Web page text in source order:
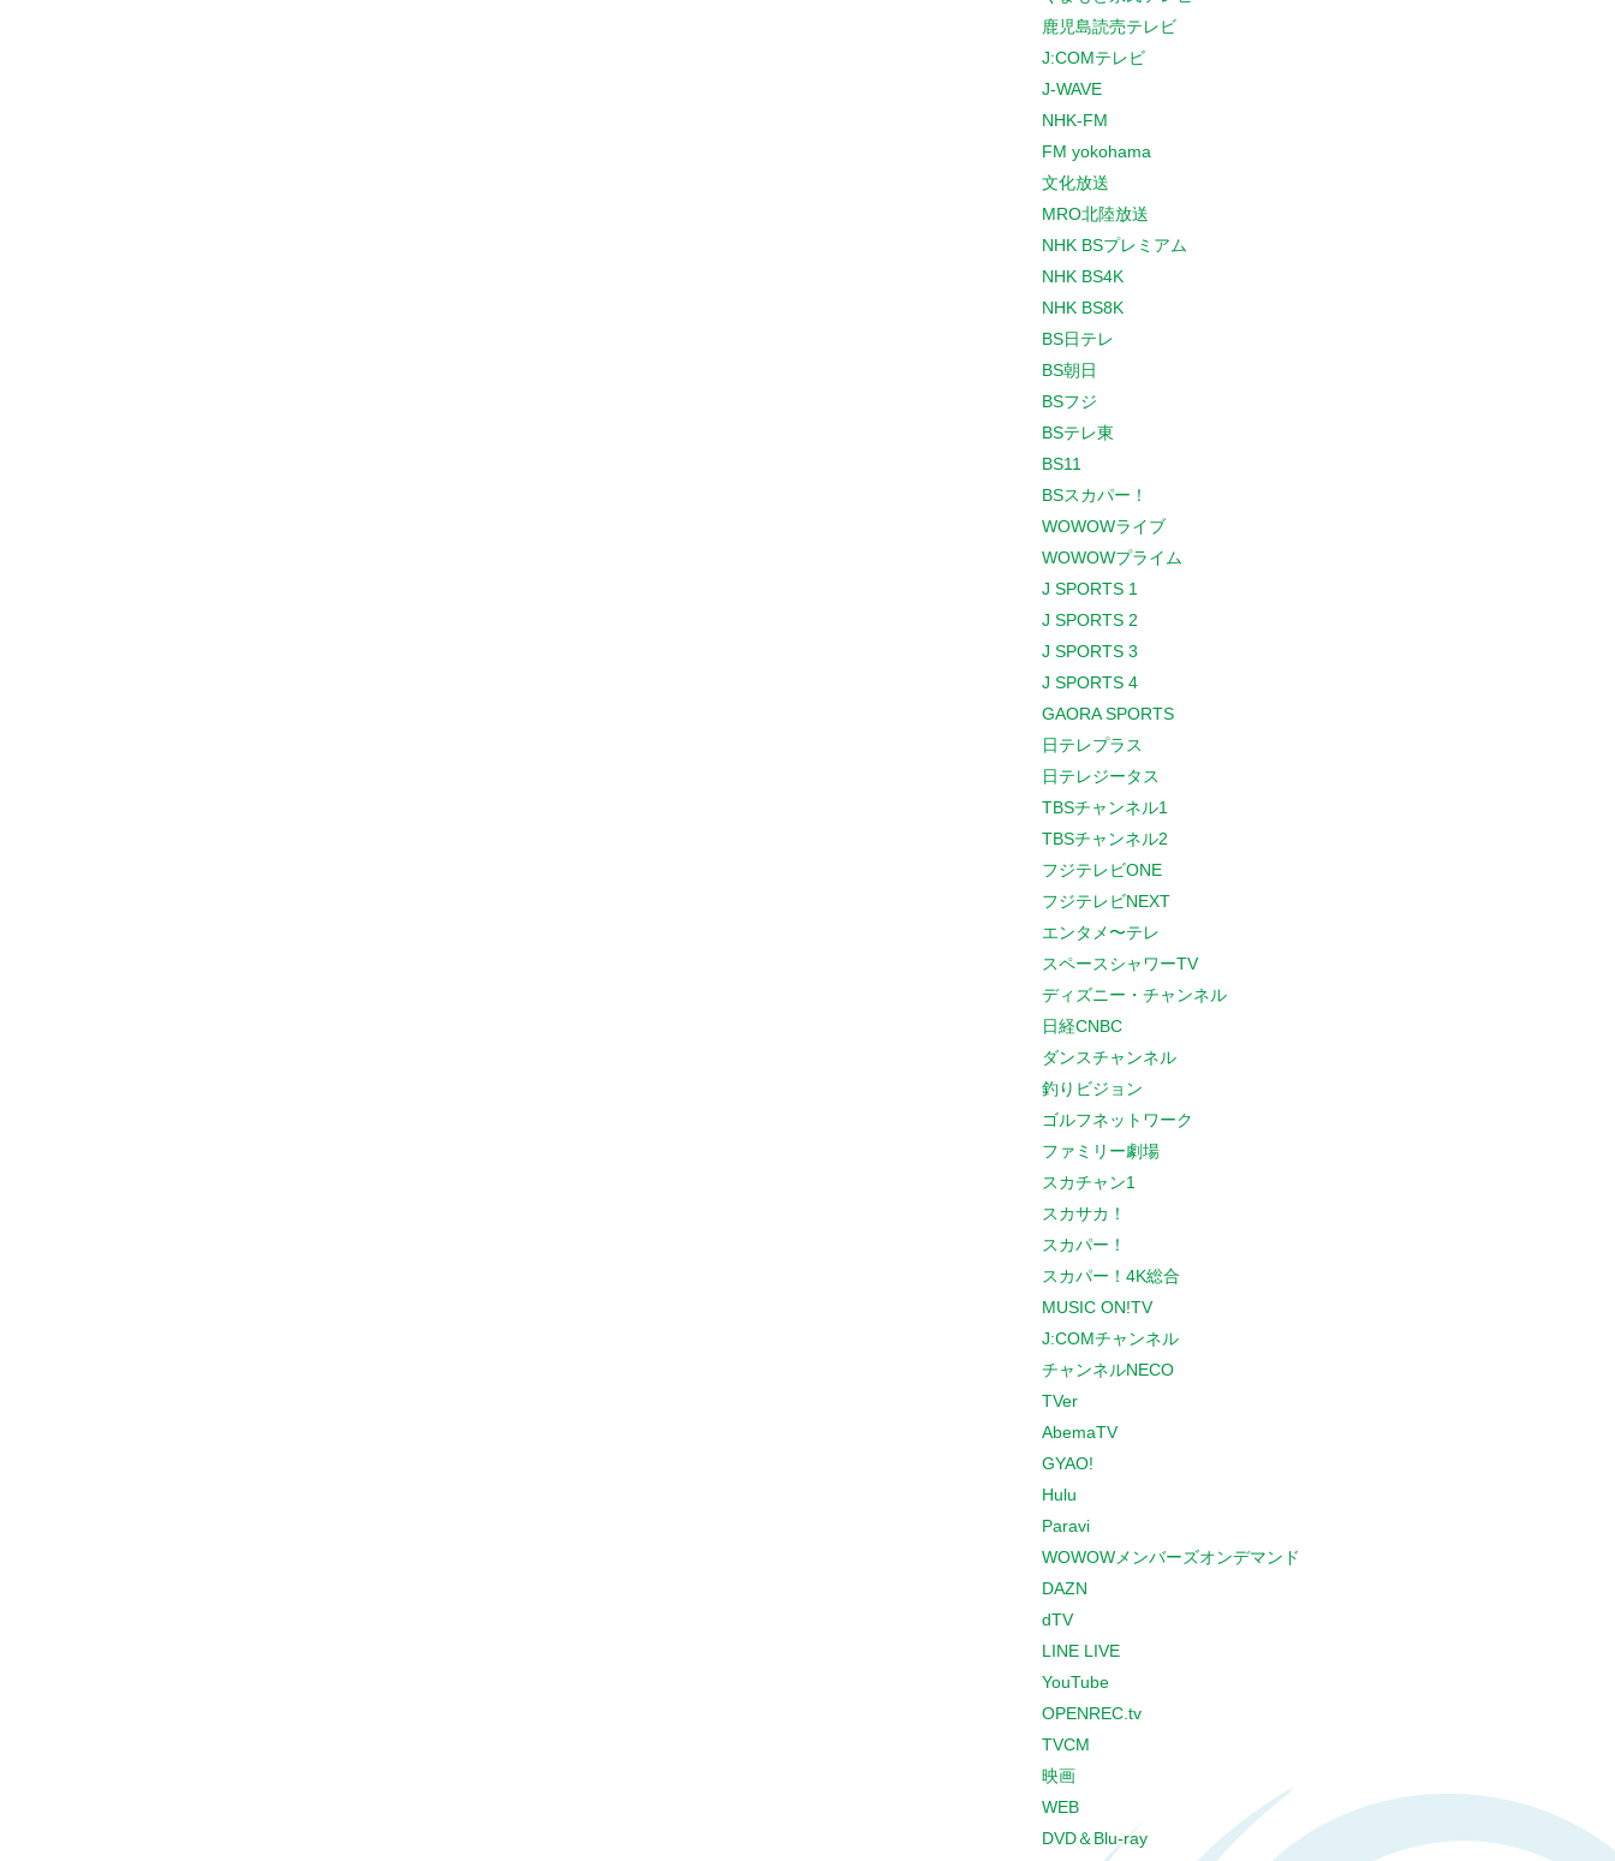
鹿児島読売テレビ
J:COMテレビ
J-WAVE
NHK-FM
FM yokohama
文化放送
MRO北陸放送
NHK BSプレミアム
NHK BS4K
NHK BS8K
BS日テレ
BS朝日
BSフジ
BSテレ東
BS11
BSスカパー！
WOWOWライブ
WOWOWプライム
J SPORTS 1
J SPORTS 2
J SPORTS 3
J SPORTS 4
GAORA SPORTS
日テレプラス
日テレジータス
TBSチャンネル1
TBSチャンネル2
フジテレビONE
フジテレビNEXT
エンタメ〜テレ
スペースシャワーTV
ディズニー・チャンネル
日経CNBC
ダンスチャンネル
釣りビジョン
ゴルフネットワーク
ファミリー劇場
スカチャン1
スカサカ！
スカパー！
スカパー！4K総合
MUSIC ON!TV
J:COMチャンネル
チャンネルNECO
TVer
AbemaTV
GYAO!
Hulu
Paravi
WOWOWメンバーズオンデマンド
DAZN
dTV
LINE LIVE
YouTube
OPENREC.tv
TVCM
映画
WEB
DVD＆Blu-ray